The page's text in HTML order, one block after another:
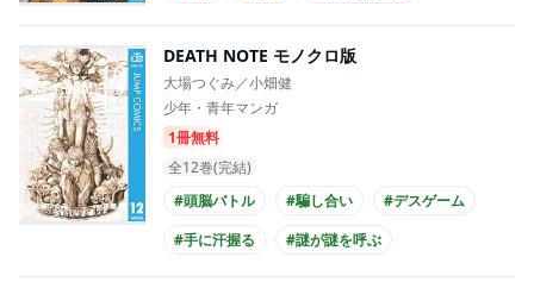
DEATH NOTE モノクロ版
大場つぐみ／小畑健
少年・青年マンガ
1冊無料
全12巻(完結)
#頭脳バトル
#騙し合い
#デスゲーム
#手に汗握る
#謎が謎を呼ぶ